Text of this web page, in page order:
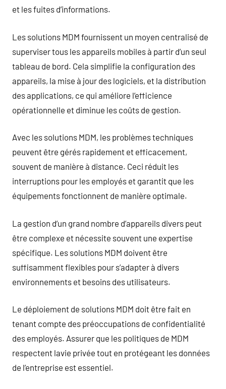
et les fuites d’informations.
Les solutions MDM fournissent un moyen centralisé de
superviser tous les appareils mobiles à partir d’un seul
tableau de bord. Cela simplifie la configuration des
appareils, la mise à jour des logiciels, et la distribution
des applications, ce qui améliore l’efficience
opérationnelle et diminue les coûts de gestion.
Avec les solutions MDM, les problèmes techniques
peuvent être gérés rapidement et efficacement,
souvent de manière à distance. Ceci réduit les
interruptions pour les employés et garantit que les
équipements fonctionnent de manière optimale.
La gestion d’un grand nombre d’appareils divers peut
être complexe et nécessite souvent une expertise
spécifique. Les solutions MDM doivent être
suffisamment flexibles pour s’adapter à divers
environnements et besoins des utilisateurs.
Le déploiement de solutions MDM doit être fait en
tenant compte des préoccupations de confidentialité
des employés. Assurer que les politiques de MDM
respectent lavie privée tout en protégeant les données
de l’entreprise est essentiel.